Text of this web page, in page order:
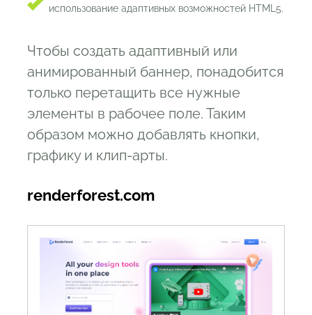
использование адаптивных возможностей HTML5.
Чтобы создать адаптивный или
анимированный баннер, понадобится
только перетащить все нужные
элементы в рабочее поле. Таким
образом можно добавлять кнопки,
графику и клип-арты.
renderforest.com